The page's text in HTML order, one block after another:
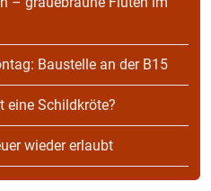
Baustelle an der B15
eine Schildkröte?
wieder erlaubt